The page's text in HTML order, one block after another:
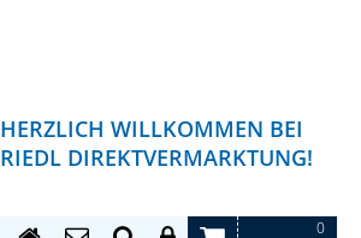
HERZLICH WILLKOMMEN BEI
RIEDL DIREKTVERMARKTUNG!
0